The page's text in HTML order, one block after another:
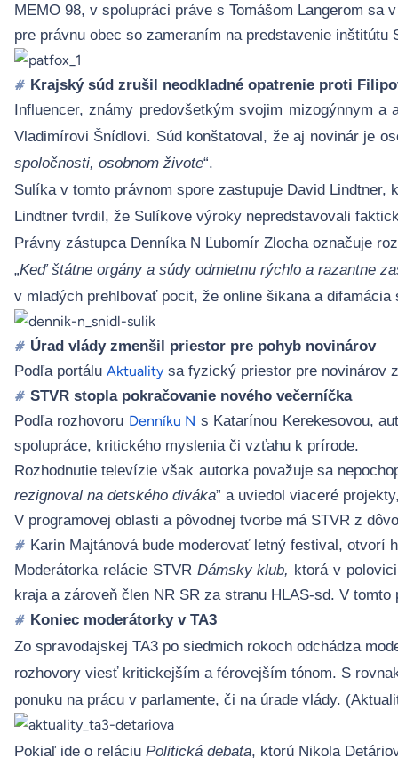
MEMO 98, v spolupráci práve s Tomášom Langerom
pre právnu obec so zameraním na predstavenie
# Krajský súd zrušil neodkladné opatrenie proti
Influencer, známy predovšetkým svojim mizogýnnym
Vladimírovi Šnídlovi. Súd konštatoval, že aj novinár je
spoločnosti, osobnom živote“.
Sulíka v tomto právnom spore zastupuje David
Lindtner tvrdil, že Sulíkove výroky nepredstavovali
Právny zástupca Denníka N Ľubomír Zlocha označuje
„Keď štátne orgány a súdy odmietnu rýchlo a razantne
v mladých prehlbovať pocit, že online šikana a
# Úrad vlády zmenšil priestor pre pohyb novinárov
Podľa portálu Aktuality sa fyzický priestor pre novinárov
# STVR stopla pokračovanie nového večerníčka
Podľa rozhovoru Denníku N s Katarínou Kerekesovou,
spolupráce, kritického myslenia či vzťahu k prírode.
Rozhodnutie televízievšak autorka považuje sa
rezignoval na detského diváka” a uviedol viaceré
V programovej oblasti a pôvodnej tvorbe má STVR z
# Karin Majtánová bude moderovať letný festival, otvorí
Moderátorka relácie STVR Dámsky klub, ktorá v
kraja a zároveň člen NR SR za stranu HLAS-sd. V
# Koniec moderátorky v TA3
Zo spravodajskej TA3 po siedmich rokoch odchádza
rozhovory viesť kritickejším a férovejším tónom. S
ponuku na prácu v parlamente, či na úrade vlády. (
Pokiaľ ide o reláciu Politická debata, ktorú Nikola